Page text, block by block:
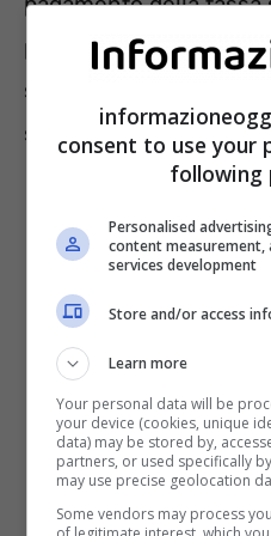
partecipazione al
seguito i requisiti
selezione:
cittadinanza
consent to use your
following
Personalised
content measurement,
services development
Store and/or access
Learn more
Your personal data will be
your device (cookies, unique
data) may be stored by,
partners, or used specifically
may use precise geolocation
Some vendors may process